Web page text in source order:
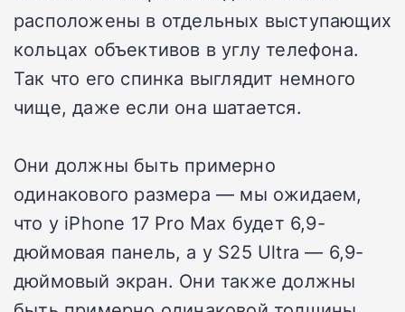
расположены в отдельных выступающих
кольцах объективов в углу телефона.
Так что его спинка выглядит немного
чище, даже если она шатается.
Они должны быть примерно
одинакового размера — мы ожидаем,
что у iPhone 17 Pro Max будет 6,9-
дюймовая панель, а у S25 Ultra — 6,9-
дюймовый экран. Они также должны